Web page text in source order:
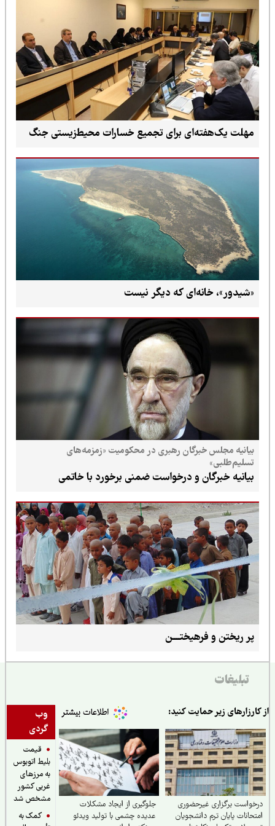
مهلت یک‌هفته‌ای برای تجمیع خسارات محیط‌زیستی جنگ
«شیدور»، خانه‌ای که دیگر نیست
بیانیه مجلس خبرگان رهبری در محکومیت «زمزمه‌های
تسلیم‌طلبی»
بیانیه خبرگان و درخواست ضمنی برخورد با خاتمی
پر ریختن و فرهیختــــن
تبلیغات
وب
گردی
قیمت
بلیط اتوبوس
به مرزهای
غربی کشور
مشخص شد
کمک به
زیر حمایت کنید:
برگزاری غیرحضوری
پایان ترم دانشجویان
جلوگیری از ایجاد مشکلات
عدیده چشمی با تولید ویدئو